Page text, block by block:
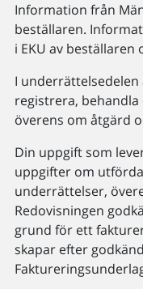
Information från
beställaren.
i EKU av
I underrättelsedelen
registrera,
överens om åtgärd
Din uppgift som
uppgifter om
underrättelser,
Redovisningen
grund för ett
skapar efter